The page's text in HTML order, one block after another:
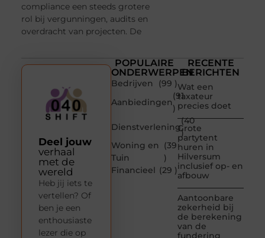
compliance een steeds grotere
rol bij vergunningen, audits en
overdracht van projecten. De
POPULAIRE
ONDERWERPEN
Bedrijven
(99 )
Aanbiedingen
(91
)
Dienstverlening
(40
)
Woning en
Tuin
(39
)
Financieel (29 )
RECENTE
BERICHTEN
Wat een
taxateur
precies doet
Grote
partytent
huren in
Hilversum
inclusief op- en
afbouw
Aantoonbare
zekerheid bij
de berekening
van de
fundering
Deel jouw
verhaal
met de
wereld
Heb jij iets te
vertellen? Of
ben je een
enthousiaste
lezer die op